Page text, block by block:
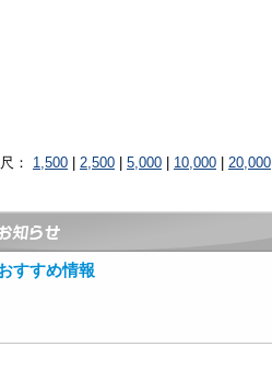
： 1,500 2,500 5,000 10,000 20,000
すすめ情報